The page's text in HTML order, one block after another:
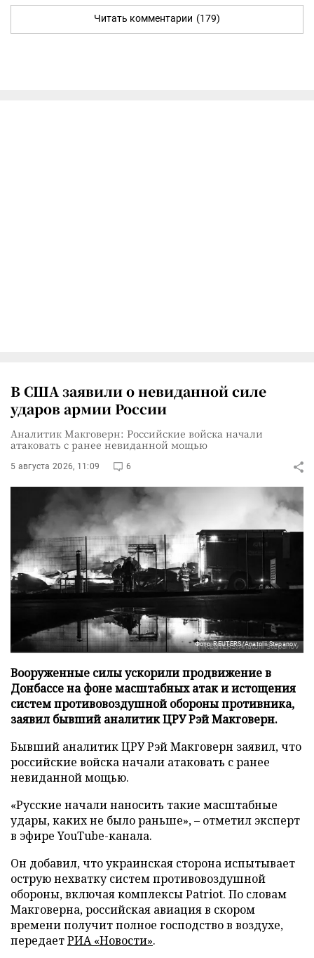
Читать комментарии (179)
В США заявили о невиданной силе
ударов армии России
Аналитик Макговерн: Российские войска начали
атаковать с ранее невиданной мощью
5 августа 2026, 11:09 6
Фото: REUTERS/Anatolii Stepanov
Вооруженные силы ускорили продвижение в
Донбассе на фоне масштабных атак и истощения
систем противовоздушной обороны противника,
заявил бывший аналитик ЦРУ Рэй Макговерн.
Бывший аналитик ЦРУ Рэй Макговерн заявил, что
российские войска начали атаковать с ранее
невиданной мощью.
«Русские начали наносить такие масштабные
удары, каких не было раньше», – отметил эксперт
в эфире YouTube-канала.
Он добавил, что украинская сторона испытывает
острую нехватку систем противовоздушной
обороны, включая комплексы Patriot. По словам
Макговерна, российская авиация в скором
времени получит полное господство в воздухе,
передаетРИА «Новости».